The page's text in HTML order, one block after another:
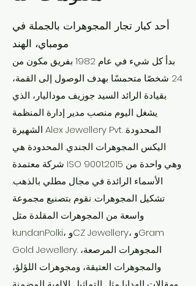
أحد كبار تجار المجوهرات بالجملة في
مومباي، الهند
بدأ كل شيء في عام 1982 بفريق مكون من
24 شخصًا متحمسًا بهدف الوصول إلى القمة،
بقيادة الرائد السيد جوزيف موداليار، الذي
يشغل اليوم منصب مدير إدارة المنظمة
الشهيرة Alex Jewellery Pvt. المحدودة.
اليكس المجوهرات الجندي. المحدودة هي
شركة معتمدة ISO 9001:2015 وهي واحدة من
الأسماء الرائدة في مجال مطلي بالذهب.
تشكيل المجوهرات. نقوم بتصنيع مجموعة
واسعة من المجوهرات المقلدة مثل
kundanPolki، وCZ Jewellery، وGram
Gold Jewellery. المجوهرات المرصعة،
والمجوهرات العتيقة، ومجوهرات اللؤلؤ،